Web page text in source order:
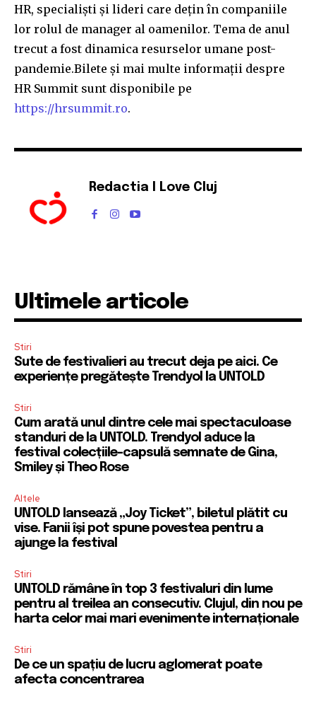
HR, specialiști și lideri care dețin în companiile
lor rolul de manager al oamenilor. Tema de anul
trecut a fost dinamica resurselor umane post-
pandemie.Bilete și mai multe informații despre
HR Summit sunt disponibile pe
https://hrsummit.ro.
Redactia I Love Cluj
Ultimele articole
Stiri
Sute de festivalieri au trecut deja pe aici. Ce
experiențe pregătește Trendyol la UNTOLD
Stiri
Cum arată unul dintre cele mai spectaculoase
standuri de la UNTOLD. Trendyol aduce la
festival colecțiile-capsulă semnate de Gina,
Smiley și Theo Rose
Altele
UNTOLD lansează „Joy Ticket”, biletul plătit cu
vise. Fanii își pot spune povestea pentru a
ajunge la festival
Stiri
UNTOLD rămâne în top 3 festivaluri din lume
pentru al treilea an consecutiv. Clujul, din nou pe
harta celor mai mari evenimente internaționale
Stiri
De ce un spațiu de lucru aglomerat poate
afecta concentrarea